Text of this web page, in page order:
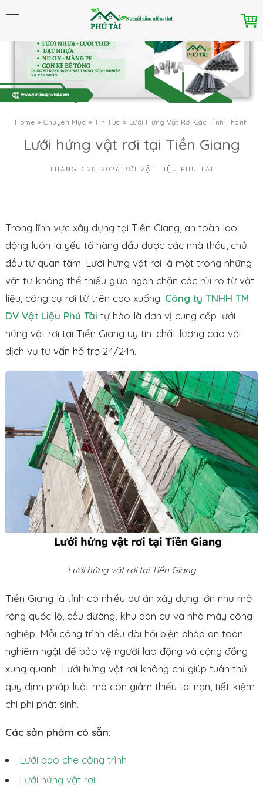
Home Chuyên Mục Tin Tức Lưới Hứng Vật Rơi Các Tỉnh Thành
Lưới hứng vật rơi tại Tiền Giang
THÁNG 3 28, 2026 BỞI VẬT LIỆU PHÚ TÀI
Trong lĩnh vực xây dựng tại Tiền Giang, an toàn lao
động luôn là yếu tố hàng đầu được các nhà thầu, chủ
đầu tư quan tâm. Lưới hứng vật rơi là một trong những
vật tư không thể thiếu giúp ngăn chặn các rủi ro từ vật
liệu, công cụ rơi từ trên cao xuống. Công ty TNHH TM
DV Vật Liệu Phú Tài tự hào là đơn vị cung cấp lưới
hứng vật rơi tại Tiền Giang uy tín, chất lượng cao với
dịch vụ tư vấn hỗ trợ 24/24h.
Lưới hứng vật rơi tại Tiền Giang
Tiền Giang là tỉnh có nhiều dự án xây dựng lớn như mở
rộng quốc lộ, cầu đường, khu dân cư và nhà máy công
nghiệp. Mỗi công trình đều đòi hỏi biện pháp an toàn
nghiêm ngặt để bảo vệ người lao động và cộng đồng
xung quanh. Lưới hứng vật rơi không chỉ giúp tuân thủ
quy định pháp luật mà còn giảm thiểu tai nạn, tiết kiệm
chi phí phát sinh.
Các sản phẩm có sẵn:
Lưới bao che công trình
Lưới hứng vật rơi